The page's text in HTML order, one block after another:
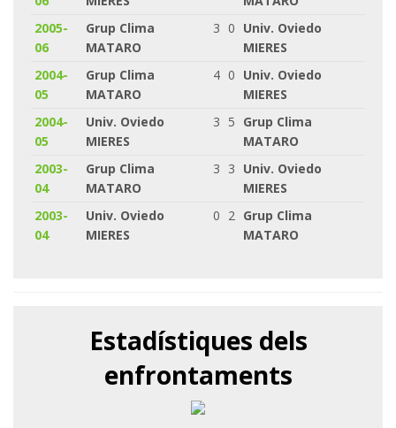
2005-
06
Grup Clima
MATARO
3 0 Univ. Oviedo
MIERES
2004-
05
Grup Clima
MATARO
4 0 Univ. Oviedo
MIERES
2004-
05
Univ. Oviedo
MIERES
3 5 Grup Clima
MATARO
2003-
04
Grup Clima
MATARO
3 3 Univ. Oviedo
MIERES
2003-
04
Univ. Oviedo
MIERES
0 2 Grup Clima
MATARO
Estadístiques dels
enfrontaments